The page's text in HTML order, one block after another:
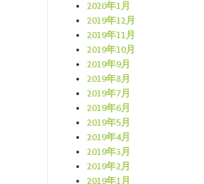
2020年1月
2019年12月
2019年11月
2019年10月
2019年9月
2019年8月
2019年7月
2019年6月
2019年5月
2019年4月
2019年3月
2019年2月
2019年1月